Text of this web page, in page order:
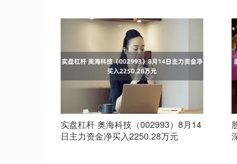
实盘杠杆 奥海科技（002993）8月14
日主力资金净买入2250.28万元